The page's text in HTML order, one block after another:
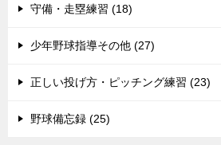
守備・走塁練習 (18)
少年野球指導その他 (27)
正しい投げ方・ピッチング練習 (23)
野球備忘録 (25)